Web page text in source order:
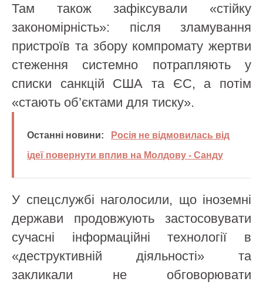
Там також зафіксували «стійку
закономірність»: після зламування
пристроїв та збору компромату жертви
стеження системно потрапляють у
списки санкцій США та ЄС, а потім
«стають об’єктами для тиску».
Останні новини:
Росія не відмовилась від
ідеї повернути вплив на Молдову - Санду
У спецслужбі наголосили, що іноземні
держави продовжують застосовувати
сучасні інформаційні технології в
«деструктивній діяльності» та
закликали не обговорювати